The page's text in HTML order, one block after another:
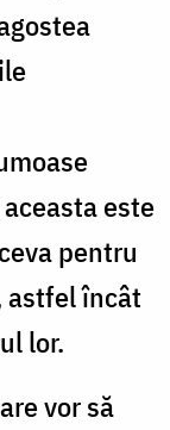
este
pentru
astfel încât
lor.
vor să